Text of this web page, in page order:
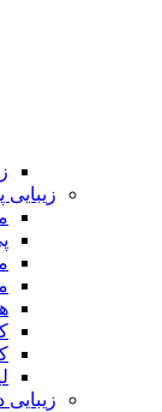
زیبایی